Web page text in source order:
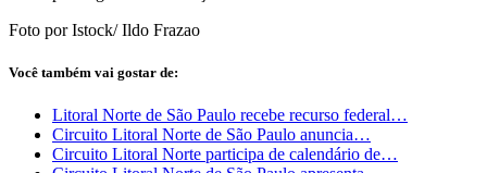
Foto por Istock/ Ildo Frazao
Você também vai gostar de:
Litoral Norte de São Paulo recebe recurso federal…
Circuito Litoral Norte de São Paulo anuncia…
Circuito Litoral Norte participa de calendário de…